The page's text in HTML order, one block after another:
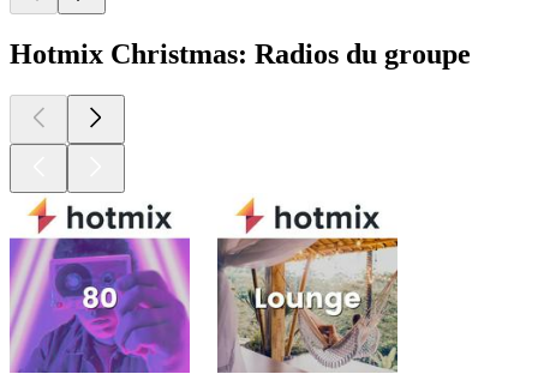
Hotmix Christmas: Radios du groupe